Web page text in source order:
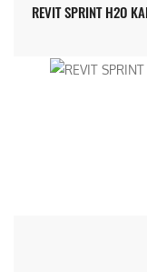
REVIT SPRINT H2O